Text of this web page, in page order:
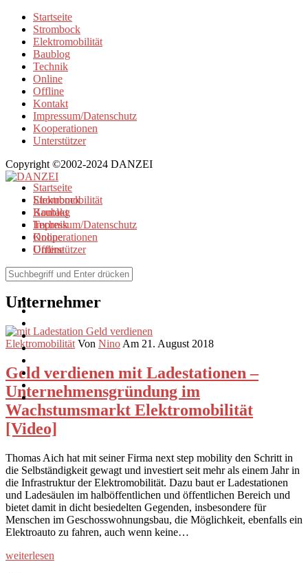
Startseite
Strombock
Elektromobilität
Baublog
Technik
Online
Offline
Kontakt
Impressum/Datenschutz
Kooperationen
Unterstützer
Copyright ©2002-2024 DANZEI
Startseite
Strombock
Kontakt
Impressum/Datenschutz
Kooperationen
Unterstützer
Elektromobilität
Baublog
Technik
Online
Offline
Browse Tag
Unternehmer
Elektromobilität Von Nino Am 21. August 2018
Geld verdienen mit Ladestationen –
Unternehmensgründung im
Wachstumsmarkt Elektromobilität
[Video]
Thomas Aich hat mit seiner Firma next step mobility den Schritt in
die Selbständigkeit gewagt und investiert seit mehr als einem Jahr in
die Infrastruktur der Elektromobilität. Dazu baut er Ladestationen
und Ladesäulen im halböffentlichen und öffentlichen Bereich und
bietet damit in dicht besiedelten Gegenden, insbesondere für
Menschen im Geschosswohnungsbau, die Möglichkeit, ebenfalls ein
Elektroauto zu fahren, auch wenn keine…
weiterlesen